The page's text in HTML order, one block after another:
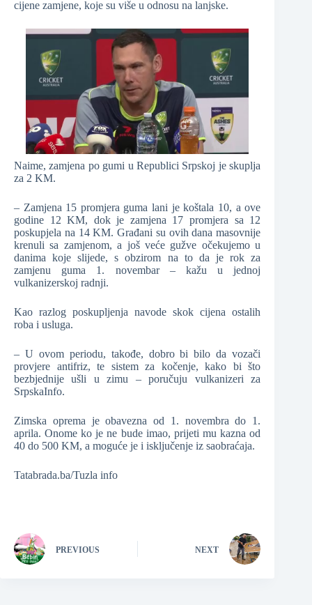
cijene zamjene, koje su više u odnosu na lanjske.
Naime, zamjena po gumi u Republici Srpskoj je skuplja
za 2 KM.
– Zamjena 15 promjera guma lani je koštala 10, a ove
godine 12 KM, dok je zamjena 17 promjera sa 12
poskupjela na 14 KM. Građani su ovih dana masovnije
krenuli sa zamjenom, a još veće gužve očekujemo u
danima koje slijede, s obzirom na to da je rok za
zamjenu guma 1. novembar – kažu u jednoj
vulkanizerskoj radnji.
Kao razlog poskupljenja navode skok cijena ostalih
roba i usluga.
– U ovom periodu, takođe, dobro bi bilo da vozači
provjere antifriz, te sistem za kočenje, kako bi što
bezbjednije ušli u zimu – poručuju vulkanizeri za
SrpskaInfo.
Zimska oprema je obavezna od 1. novembra do 1.
aprila. Onome ko je ne bude imao, prijeti mu kazna od
40 do 500 KM, a moguće je i isključenje iz saobraćaja.
Tatabrada.ba/Tuzla info
PREVIOUS NEXT